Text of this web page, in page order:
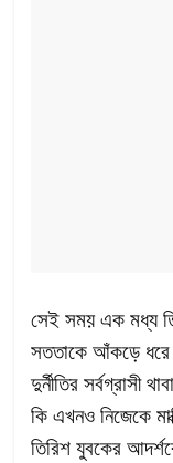
সেই সময় এক মধ্য
সততাকে আঁকড়ে ধরে
দুর্নীতির সর্বগ্রাসী
কি এখনও নিজেকে
তিরিশ যুবকের